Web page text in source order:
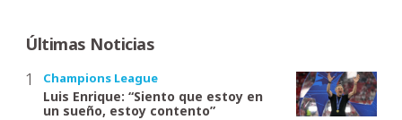
Últimas Noticias
Champions League
Luis Enrique: “Siento que estoy en
un sueño, estoy contento”